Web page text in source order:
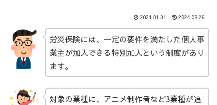
2021.01.31 2024.08.26
労災保険には、一定の要件を満たした個人事
業主が加入できる特別加入という制度があり
ます。
対象の業種に、アニメ制作者など3業種が追